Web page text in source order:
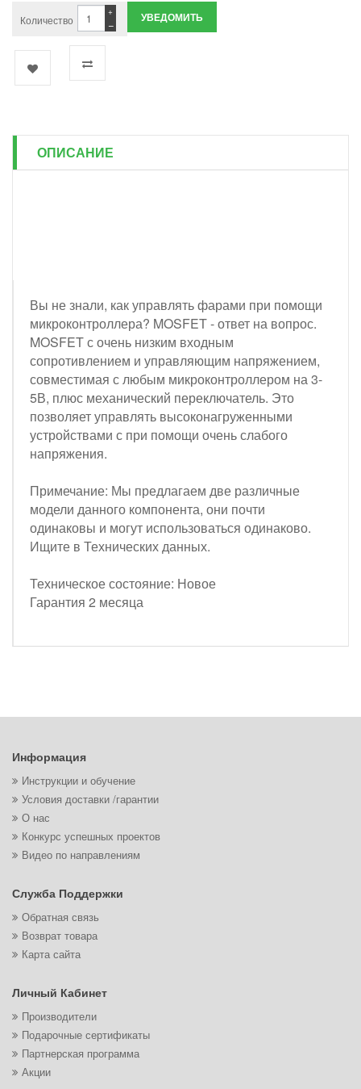
Количество −
+ УВЕДОМИТЬ
ОПИСАНИЕ
Вы не знали, как управлять фарами при помощи
микроконтроллера? MOSFET - ответ на вопрос.
MOSFET с очень низким входным
сопротивлением и управляющим напряжением,
совместимая с любым микроконтроллером на 3-
5В, плюс механический переключатель. Это
позволяет управлять высоконагруженными
устройствами с при помощи очень слабого
напряжения.
Примечание: Мы предлагаем две различные
модели данного компонента, они почти
одинаковы и могут использоваться одинаково.
Ищите в Технических данных.
Техническое состояние: Новое
Гарантия 2 месяца
Информация
Инструкции и обучение
Условия доставки /гарантии
О нас
Конкурс успешных проектов
Видео по направлениям
Служба Поддержки
Обратная связь
Возврат товара
Карта сайта
Личный Кабинет
Производители
Подарочные сертификаты
Партнерская программа
Акции